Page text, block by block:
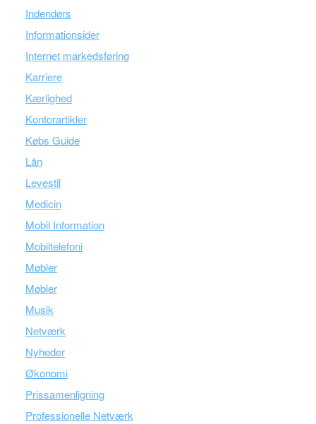
Indendørs
Informationsider
Internet markedsføring
Karriere
Kærlighed
Kontorartikler
Købs Guide
Lån
Levestil
Medicin
Mobil Information
Mobiltelefoni
Møbler
Møbler
Musik
Netværk
Nyheder
Økonomi
Prissamenligning
Professionelle Netværk